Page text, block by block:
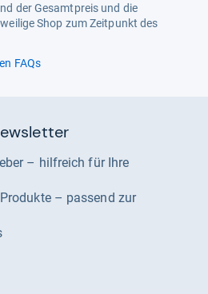
der Gesamtpreis und die
Shop zum Zeitpunkt des
FAQs